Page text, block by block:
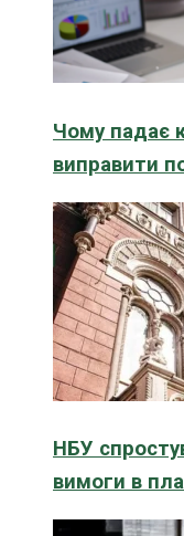
Чому падає
виправити
НБУ
вимоги в